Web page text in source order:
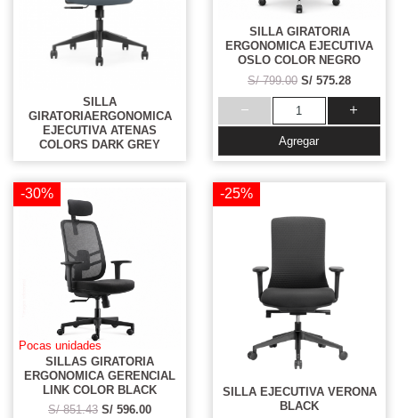
SILLA
GIRATORIAERGONOMICA
EJECUTIVA ATENAS
COLORS DARK GREY
SILLA GIRATORIA
ERGONOMICA EJECUTIVA
OSLO COLOR NEGRO
S/ 799.00 S/ 575.28
Agregar
-30%
Pocas unidades
SILLAS GIRATORIA
ERGONOMICA GERENCIAL
LINK COLOR BLACK
S/ 851.43 S/ 596.00
-25%
SILLA EJECUTIVA VERONA
BLACK